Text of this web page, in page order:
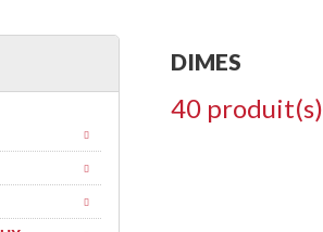
DIMES
40 produit(s)